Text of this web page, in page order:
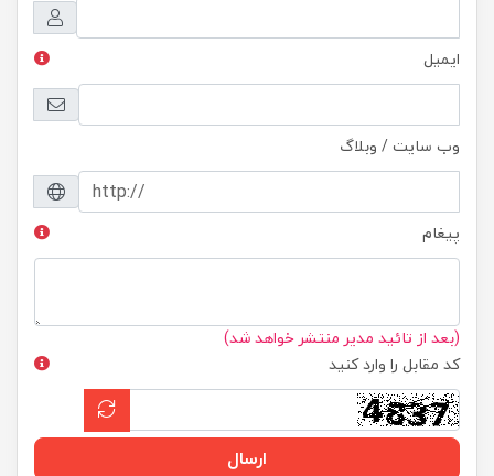
ایمیل
وب سایت / وبلاگ
پیغام
(بعد از تائید مدیر منتشر خواهد شد)
کد مقابل را وارد کنید
ارسال